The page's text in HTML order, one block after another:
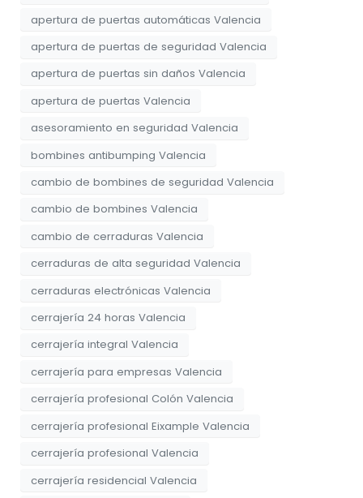
apertura de puertas automáticas Valencia
apertura de puertas de seguridad Valencia
apertura de puertas sin daños Valencia
apertura de puertas Valencia
asesoramiento en seguridad Valencia
bombines antibumping Valencia
cambio de bombines de seguridad Valencia
cambio de bombines Valencia
cambio de cerraduras Valencia
cerraduras de alta seguridad Valencia
cerraduras electrónicas Valencia
cerrajería 24 horas Valencia
cerrajería integral Valencia
cerrajería para empresas Valencia
cerrajería profesional Colón Valencia
cerrajería profesional Eixample Valencia
cerrajería profesional Valencia
cerrajería residencial Valencia